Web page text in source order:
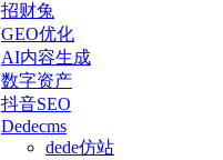
招财兔
GEO优化
AI内容生成
数字资产
抖音SEO
Dedecms
dede仿站